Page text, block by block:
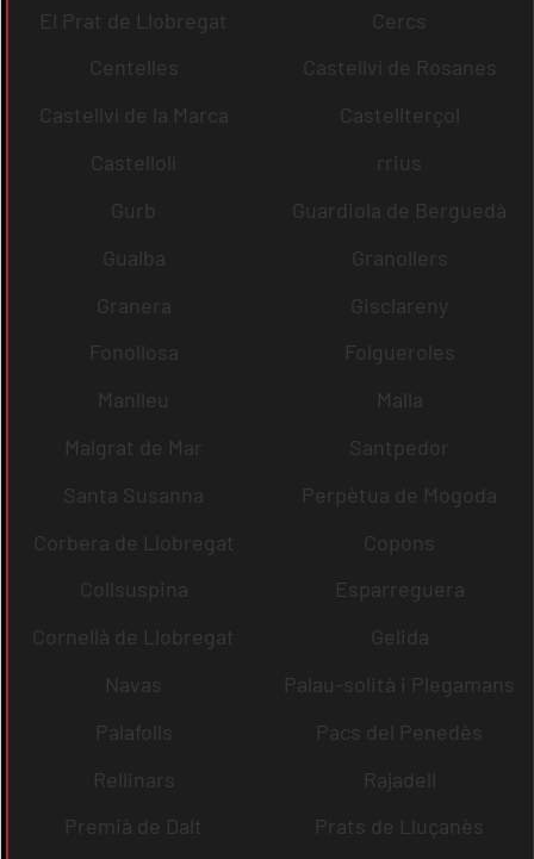
El Prat de Llobregat
Cercs
Centelles
Castellví de Rosanes
Castellví de la Marca
Castellterçol
Castellolí
rrius
Gurb
Guardiola de Berguedà
Gualba
Granollers
Granera
Gisclareny
Fonollosa
Folgueroles
Manlleu
Malla
Malgrat de Mar
Santpedor
Santa Susanna
Perpètua de Mogoda
Corbera de Llobregat
Copons
Collsuspina
Esparreguera
Cornellà de Llobregat
Gelida
Navas
Palau-solità i Plegamans
Palafolls
Pacs del Penedès
Rellinars
Rajadell
Premià de Dalt
Prats de Lluçanès